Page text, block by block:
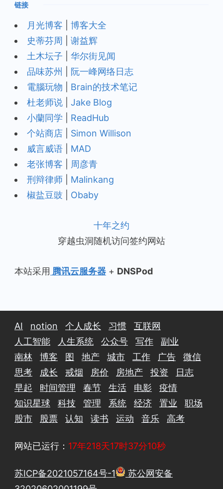
链接
月光博客
博客大全
史蒂芬周
谢益辉
土木坛子
华尔街见闻
品味苏州
阮一峰网络日志
電腦玩物
Brain的技术笔记
杜老师说
Jake Blog
小蘭同学
ReadHub
个站商店
Simon Willison
威言威语
MAD
老张博客
周彦青
刑辩律师
Malinkang
椒盐豆豉
Obaby
十年之约
穿越虫洞随机访问签约网站
本站采用 腾讯云服务器 + DNSPod
AI notion 个人成长 习惯
互联网
人工智能
人生系统 公众号 写作
副业
南林
博客 图 地产 城市 工作 广告
微信
思考
成长 戒烟 房价 房地产 投资
日志
早起
时间管理 春节 生活 电影
疫情
知识星球
科技 管理 系统 经济 置业
职场
股市
股票 认知 读书 运动 音乐 高考
网站已运行： 17年218天17时37分11秒
苏ICP备2021057164号-1
苏公网安备